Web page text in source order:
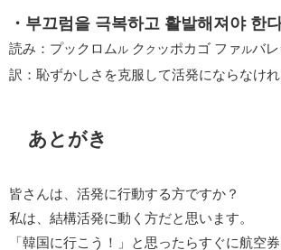
・부끄럼을 극복하고 활발해져야 한
読み：プックロム ル ク ク ッポカゴ ファ ルバ
訳：恥ずかしさを克服して活発にならなけれ
あとがき
皆さんは、活発に行動する方ですか？
私は、結構活発に動く方だと思います。
「韓国に行こう！」と思ったらすぐに航空